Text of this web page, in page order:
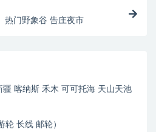
热门野象谷 告庄夜市
疆 喀纳斯 禾木 可可托海 天山天池
轮 长线 邮轮）